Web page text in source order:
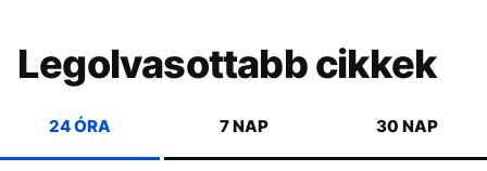
Legolvasottabb cikkek
24 ÓRA 7 NAP 30 NAP